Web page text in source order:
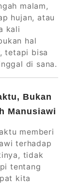
malam,
hujan, atau
kali
hal
tetapi bisa
di sana.
Bukan
Manusiawi
memberi
terhadap
tidak
tentang
kita